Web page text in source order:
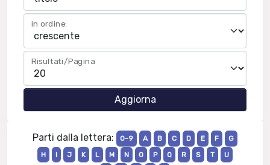
in ordine:
Risultati/Pagina
Parti dalla lettera: 0-9 A B C D E F
G
H
I J K L M N O P Q R S T
U